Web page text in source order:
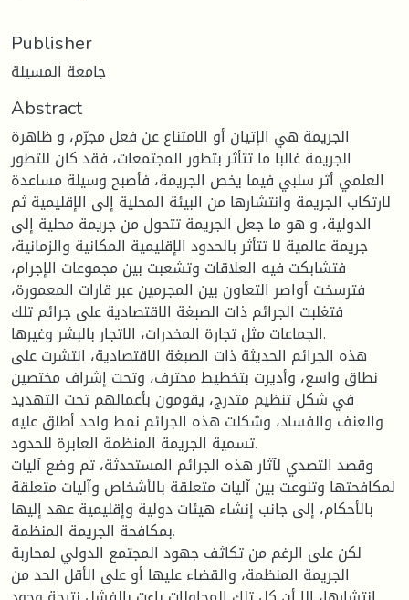
Publisher
جامعة المسيلة
Abstract
الجريمة هي الإتيان أو الامتناع عن فعل مجرّم، و ظاهرة
الجريمة غالبا ما تتأثر بتطور المجتمعات، فقد كان للتطور
العلمي أثر سلبي فيما يخص الجريمة، فأصبح وسيلة مساعدة
لارتكاب الجريمة وانتشارها من البيئة المحلية إلى الإقليمية ثم
الدولية، و هو ما جعل الجريمة تتحول من جريمة محلية إلى
جريمة عالمية لا تتأثر بالحدود الإقليمية المكانية والزمانية،
فتشابكت فيه العلاقات وتشعبت بين مجموعات الإجرام،
فترسخت أواصر التعاون بين المجرمين عبر قارات المعمورة،
فتغلبت الجرائم ذات الصبغة الاقتصادية على جرائم تلك
الجماعات مثل تجارة المخدرات، الاتجار بالبشر وغيرها.
هذه الجرائم الحديثة ذات الصبغة الاقتصادية، انتشرت على
نطاق واسع، وأديرت بتخطيط محترف، وتحت إشراف مختصين
في شكل تنظيم متدرج، يقومون بأعمالهم تحت التهديد
والعنف والفساد، وشكلت هذه الجرائم نمط واحد أطلق عليه
تسمية الجريمة المنظمة العابرة للحدود.
وقصد التصدي لآثار هذه الجرائم المستحدثة، تم وضع آليات
لمكافحتها وتنوعت بين آليات متعلقة بالأشخاص وآليات متعلقة
بالأحكام، إلى جانب إنشاء هيئات دولية وإقليمية عهد إليها
بمكافحة الجريمة المنظمة.
لكن على الرغم من تكاثف جهود المجتمع الدولي لمحاربة
الجريمة المنظمة، والقضاء عليها أو على الأقل الحد من